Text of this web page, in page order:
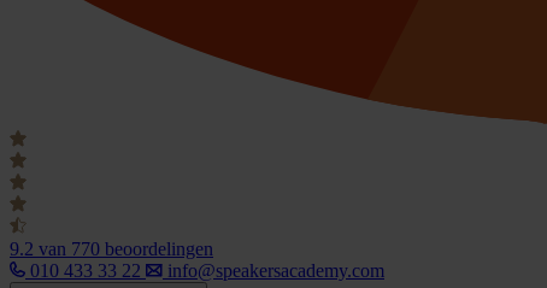
9.2 van 770 beoordelingen
010 433 33 22
info@speakersacademy.com